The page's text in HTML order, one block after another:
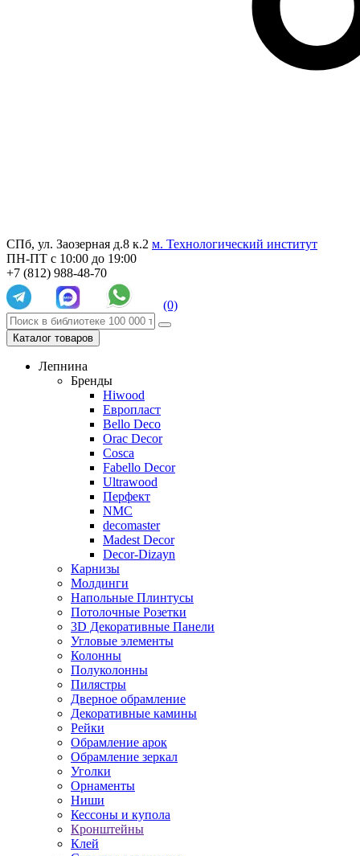
СПб, ул. Заозерная д.8 к.2 м. Технологический институт
ПН-ПТ с 10:00 до 19:00
+7 (812) 988-48-70
(0)
Каталог товаров
Лепнина
Бренды
Hiwood
Европласт
Bello Deco
Orac Decor
Cosca
Fabello Decor
Ultrawood
Перфект
NMC
decomaster
Madest Decor
Decor-Dizayn
Карнизы
Молдинги
Напольные Плинтусы
Потолочные Розетки
3D Декоративные Панели
Угловые элементы
Колонны
Полуколонны
Пилястры
Дверное обрамление
Декоративные камины
Рейки
Обрамление арок
Обрамление зеркал
Уголки
Орнаменты
Ниши
Кессоны и купола
Кронштейны
Клей